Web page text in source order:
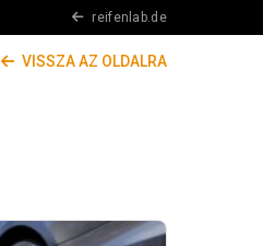
reifenlab.de
VISSZA AZ OLDALRA